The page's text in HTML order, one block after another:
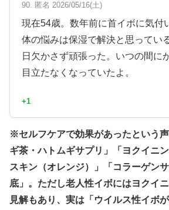
90. 匿名 2026/05/16(土)
現在54歳。数年前に首イボに気付
体の悩みは保湿で解決と思ってい
日欠かさず頑張った。いつの間に
目立たなくなっていたよ。
+1
※セルフケアで効果があったという
ギ茶・ハトムギサプリ」「ヨクイニ
スキン（オレンジ）」「コラーゲン
底」。ただし老人性イボにはヨクイ
見解もあり、実は「ウイルス性イボ